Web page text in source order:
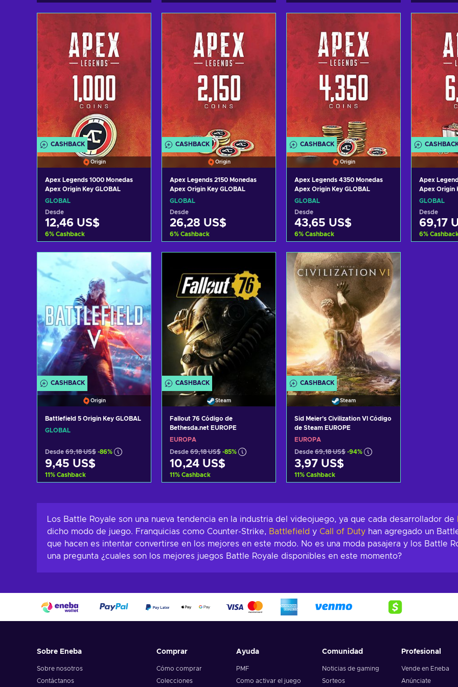
CASHBACK
Origin
Apex Legends 1000 Monedas
Apex Origin Key GLOBAL
GLOBAL
Desde
12,46 US$
6% Cashback
Ver ofertas
CASHBACK
Origin
Apex Legends 2150 Monedas
Apex Origin Key GLOBAL
GLOBAL
Desde
26,28 US$
6% Cashback
Ver ofertas
CASHBACK
Origin
Apex Legends 4350 Monedas
Apex Origin Key GLOBAL
GLOBAL
Desde
43,65 US$
6% Cashback
Añadir al carrito
Ver ofertas
Apex
Apex Origin
GLOBAL
Desde
69,17
6%
CASHBACK
Origin
Battlefield 5 Origin Key GLOBAL
GLOBAL
Desde 69,18 US$ -86%
9,45 US$
11% Cashback
Ver ofertas
CASHBACK
Steam
Fallout 76 Código de
Bethesda.net EUROPE
EUROPA
Desde 69,18 US$ -85%
10,24 US$
11% Cashback
Ver ofertas
CASHBACK
Steam
Sid Meier's Civilization VI Código
de Steam EUROPE
EUROPA
Desde 69,18 US$ -94%
3,97 US$
11% Cashback
Los Battle Royale son una nueva tendencia en la industria del videojuego, ya que cada desarrollador de
dicho modo de juego. Franquicias como Counter-Strike, Battlefield y Call of Duty han agregado un
que hacen es intentar convertirse en los mejores en este modo. No es una moda pasajera y los Battle
una pregunta ¿cuales son los mejores juegos Battle Royale disponibles en este momento?
Sobre Eneba
Sobre nosotros
Contáctanos
Comprar
Cómo comprar
Colecciones
Ayuda
PMF
Como activar el juego
Comunidad
Noticias de gaming
Sorteos
Profesional
Vende en Eneba
Anúnciate